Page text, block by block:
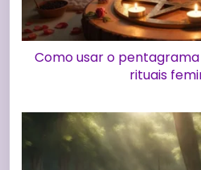
Como usar o
rituais